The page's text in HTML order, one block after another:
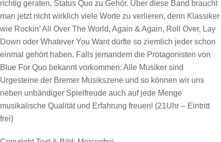
richtig geraten, Status Quo zu Gehör. Über diese Band braucht
man jetzt nicht wirklich viele Worte zu verlieren, denn Klassiker
wie Rockin’ All Over The World, Again & Again, Roll Over, Lay
Down oder Whatever You Want dürfte so ziemlich jeder schon
einmal gehört haben. Falls jemandem die Protagonisten von
Blue For Quo bekannt vorkommen: Alle Musiker sind
Urgesteine der Bremer Musikszene und so können wir uns
neben unbändiger Spielfreude auch auf jede Menge
musikalische Qualität und Erfahrung freuen! (21Uhr – Eintritt
frei)